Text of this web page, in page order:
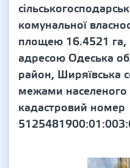
комунальної
площею 16.4521 га,
адресою Одеська
район, Ширяївська
межами населеного
кадастровий номер